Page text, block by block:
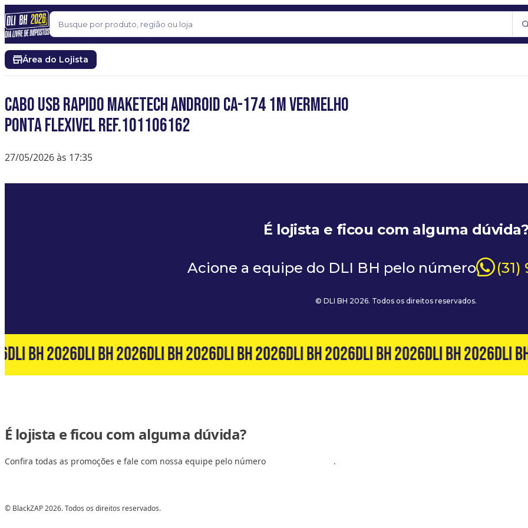
Pular para o conteúdo
Buscar
Área do Lojista
CABO USB RAPIDO MAKETECH ANDROID CA-174 1M VERMELHO
PONTA FLEXIVEL REF.101106162
27/05/2026 às 17:35
É lojista e ficou com alguma
Acione a equipe do DLI BH pelo número (31)
© DLI BH 2026. Todos os direitos reservados.
DLI BH 2026DLI BH 2026DLI BH 2026DLI BH 2026DLI BH 2026DLI BH 2026DLI BH 2026DLI
É lojista e ficou com alguma dúvida?
Confira todas as promoções e fale com nossa equipe pelo número .
© BlackZAP 2026. Todos os direitos reservados.